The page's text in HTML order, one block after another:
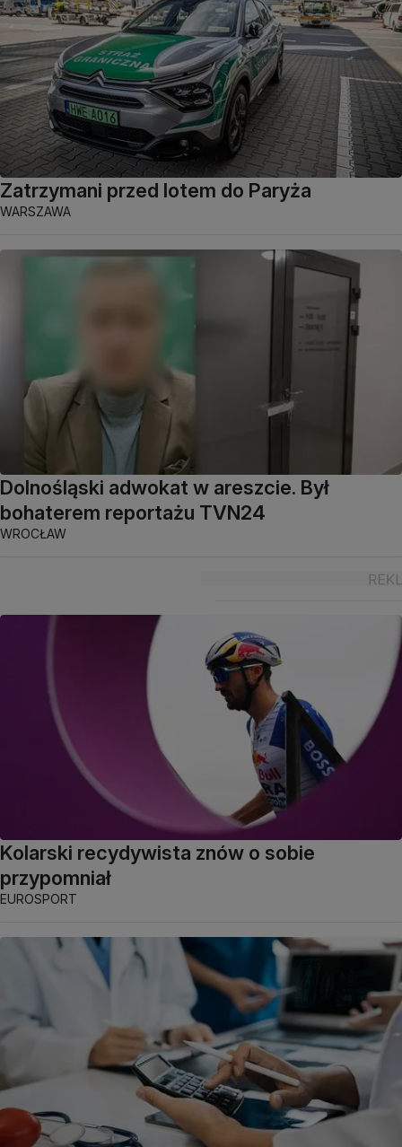
Zatrzymani przed lotem do Paryża
WARSZAWA
Dolnośląski adwokat w areszcie. Był
bohaterem reportażu TVN24
WROCŁAW
Kolarski recydywista znów o sobie
przypomniał
EUROSPORT